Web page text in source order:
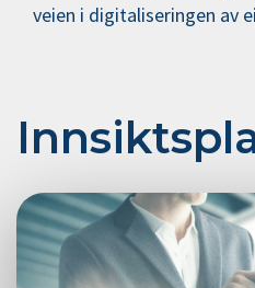
veien i digitaliseringen av